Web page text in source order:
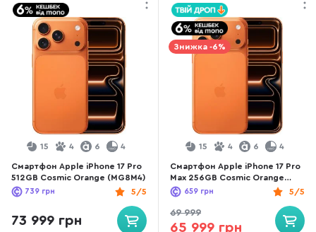
15 4 6 4
Смартфон Apple iPhone 17 Pro
512GB Cosmic Orange (MG8M4)
5/5
739 грн
73 999 грн
Знижка -6%
15 4 6 4
Смартфон Apple iPhone 17 Pro
Max 256GB Cosmic Orange
(MFYN4)
5/5
659 грн
69 999
65 999 грн